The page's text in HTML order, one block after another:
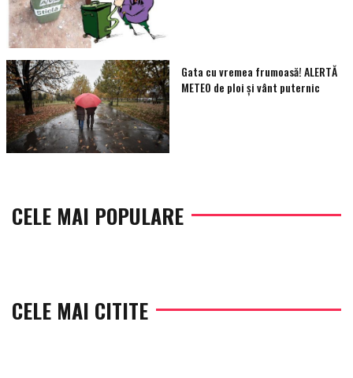
Gata cu vremea frumoasă! ALERTĂ
METEO de ploi și vânt puternic
CELE MAI POPULARE
CELE MAI CITITE